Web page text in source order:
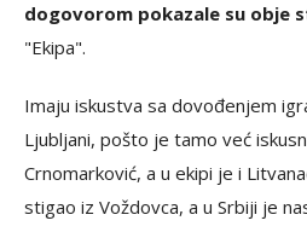
dogovorom pokazale su obje
"Ekipa".
Imaju iskustva sa dovođenjem
Ljubljani, pošto je tamo već
Crnomarković, a u ekipi je i
stigao iz Voždovca, a u Srbiji je